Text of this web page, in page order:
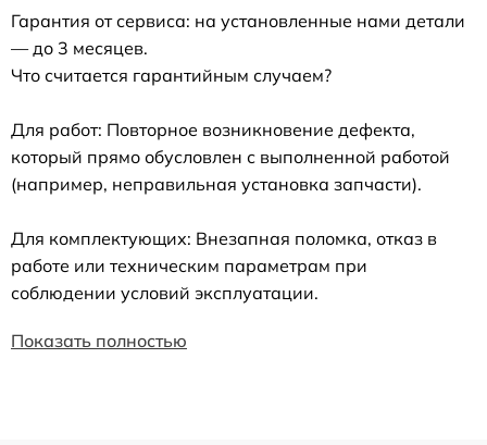
Гарантия от сервиса: на установленные нами детали
— до 3 месяцев.
Что считается гарантийным случаем?
Для работ: Повторное возникновение дефекта,
который прямо обусловлен с выполненной работой
(например, неправильная установка запчасти).
Для комплектующих: Внезапная поломка, отказ в
работе или техническим параметрам при
соблюдении условий эксплуатации.
Показать полностью